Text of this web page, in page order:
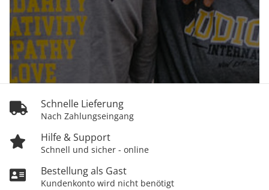
Schnelle Lieferung
Nach Zahlungseingang
Hilfe & Support
Schnell und sicher - online
Bestellung als Gast
Kundenkonto wird nicht benötigt